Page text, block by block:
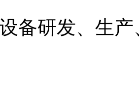
备研发、生